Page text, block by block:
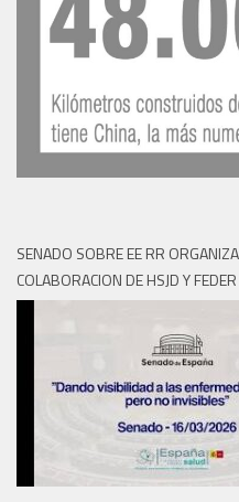
SENADO SOBRE EE RR
COLABORACION DE HSJD Y